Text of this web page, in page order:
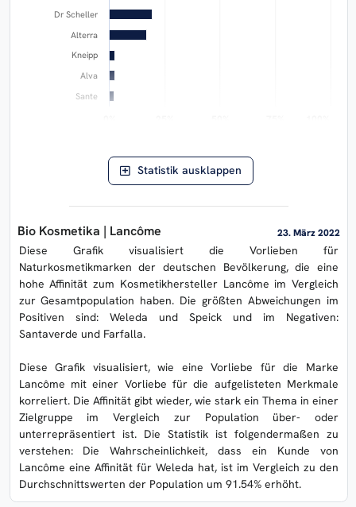
Dr Scheller
Alterra
Kneipp
Alva
Sante
Statistik ausklappen
Bio Kosmetika | Lancôme 23. März 2022
Diese Grafik visualisiert die Vorlieben für
Naturkosmetikmarken der deutschen Bevölkerung, die eine
hohe Affinität zum Kosmetikhersteller Lancôme im Vergleich
zur Gesamtpopulation haben. Die größten Abweichungen im
Positiven sind: Weleda und Speick und im Negativen:
Santaverde und Farfalla.
Diese Grafik visualisiert, wie eine Vorliebe für die Marke
Lancôme mit einer Vorliebe für die aufgelisteten Merkmale
korreliert. Die Affinität gibt wieder, wie stark ein Thema in einer
Zielgruppe im Vergleich zur Population über- oder
unterrepräsentiert ist. Die Statistik ist folgendermaßen zu
verstehen: Die Wahrscheinlichkeit, dass ein Kunde von
Lancôme eine Affinität für Weleda hat, ist im Vergleich zu den
Durchschnittswerten der Population um 91.54% erhöht.